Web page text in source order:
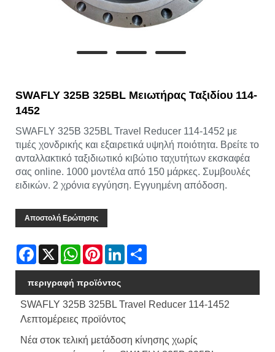
SWAFLY 325B 325BL Μειωτήρας Ταξιδίου 114-
1452
SWAFLY 325B 325BL Travel Reducer 114-1452 με
τιμές χονδρικής και εξαιρετικά υψηλή ποιότητα. Βρείτε το
ανταλλακτικό ταξιδιωτικό κιβώτιο ταχυτήτων εκσκαφέα
σας online. 1000 μοντέλα από 150 μάρκες. Συμβουλές
ειδικών. 2 χρόνια εγγύηση. Εγγυημένη απόδοση.
Αποστολή Ερώτησης
Facebook
X WhatsAppPinterestLinkedIn
περιγραφή προϊόντος
SWAFLY 325B 325BL Travel Reducer 114-1452
Λεπτομέρειες προϊόντος
Νέα στοκ τελική μετάδοση κίνησης χωρίς